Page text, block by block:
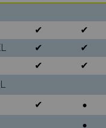
✔ ✔
✔ ✔
✔ ✔
✔ ●
●